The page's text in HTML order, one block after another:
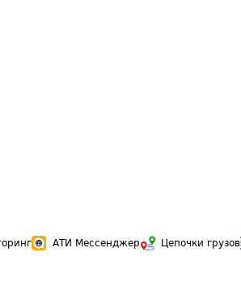
АТИ Мессенджер Цепочки грузов